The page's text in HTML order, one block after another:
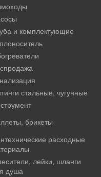
и комплектующие
стальные, чугунные
брикеты
расходные
лейки, шланги
душа